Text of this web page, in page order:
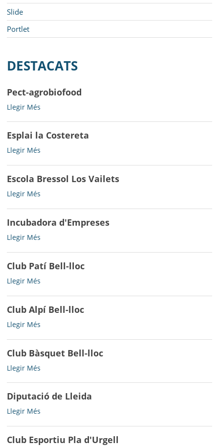
SEU ELECTRÒNICA
BELL-LLOC SOLUCIONA
Slide
Portlet
DESTACATS
Pect-agrobiofood
Pect-
Llegir Més
Esplai la Costereta
Esplai
-
Llegir Més
Escola Bressol Los Vailets
Escola
Vailets
-
Llegir Més
Incubadora d'Empreses
Incubadora
Llegir Més
Club Patí Bell-lloc
Club
lloc
-
Llegir Més
Club Alpí Bell-lloc
Club
lloc
-
Llegir Més
Club Bàsquet Bell-lloc
Club
lloc
-
Llegir Més
Diputació de Lleida
Diputació
-
Llegir Més
Club Esportiu Pla d'Urgell